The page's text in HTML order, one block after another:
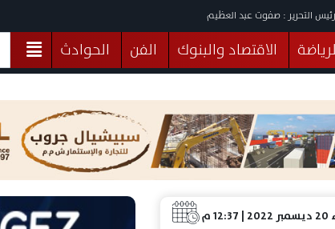
رئيس التحرير : صفوت عبد العظيم
الاقتصاد والبنوك الفن
الحوادث
الثقافة خدمات منوعات
م